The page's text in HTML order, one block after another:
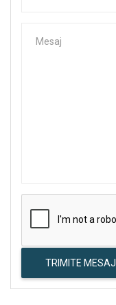
TRIMITE MESAJ